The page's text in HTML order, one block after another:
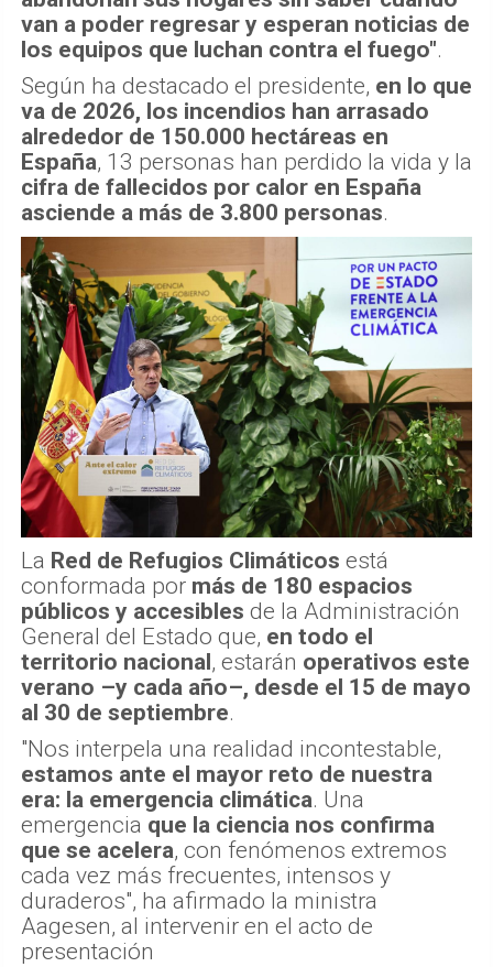
van a poder regresar y esperan noticias de
los equipos que luchan contra el fuego".
Según ha destacado el presidente, en lo que
va de 2026, los incendios han arrasado
alrededor de 150.000 hectáreas en
España, 13 personas han perdido la vida y la
cifra de fallecidos por calor en España
asciende a más de 3.800 personas.
La Red de Refugios Climáticos está
conformada por más de 180 espacios
públicos y accesibles de la Administración
General del Estado que, en todo el
territorio nacional, estarán operativos este
verano –y cada año–, desde el 15 de mayo
al 30 de septiembre.
"Nos interpela una realidad incontestable,
estamos ante el mayor reto de nuestra
era: la emergencia climática. Una
emergencia que la ciencia nos confirma
que se acelera, con fenómenos extremos
cada vez más frecuentes, intensos y
duraderos", ha afirmado la ministra
Aagesen, al intervenir en el acto de
presentación